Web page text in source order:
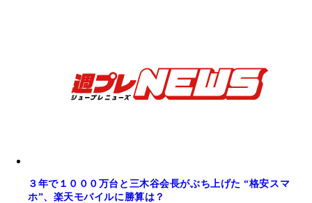
３年で１０００万台と三木谷会長がぶち上げた “格安スマ
ホ”、楽天モバイルに勝算は？